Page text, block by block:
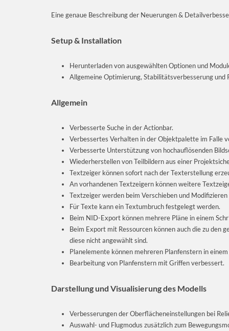
Eine genaue Beschreibung der Neuerungen &
Setup & Installation
Herunterladen von ausgewählten Optionen und
Allgemeine Optimierung, Stabilitätsverbesserung und
Allgemein
Verbesserte Suche in der Actionbar.
Verbessertes Verhalten in der Objektpalette im Falle
Verbesserte Unterstützung von hochauflösenden
Wiederherstellen von Teilbildern aus einer
Textzeiger können sofort nach der Texterstellung
An vorhandenen Textzeigern können weitere
Textzeiger werden beim Verschieben und
Für Texte kann ein Textumbruch festgelegt werden.
Beim NID-Export können mehrere Pläne in einem
Beim Export mit Ressourcen können auch die zu den
diese nicht angewählt sind.
Planelemente können mehreren Planfenstern in
Bearbeitung von Planfenstern mit Griffen verbessert.
Darstellung und Visualisierung des Modells
Verbesserungen der Oberflächeneinstellungen bei
Auswahl- und Flugmodus zusätzlich zum